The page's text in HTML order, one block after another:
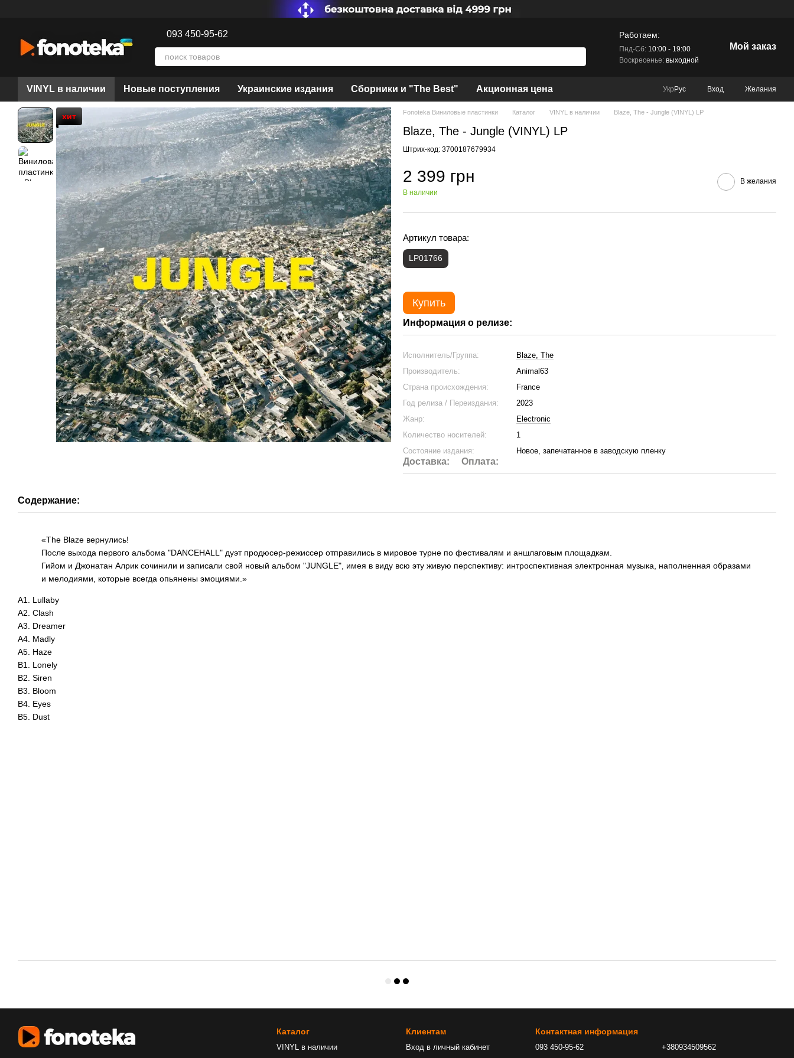
093 450-95-62 Работаем:
Пнд-Сб:10:00 - 19:00
Воскресенье:выходной
Мой заказ
VINYL в наличии Новые поступления Украинские издания Сборники и "The Best" Акционная цена Укр Рус Вход Желания
хит Fonoteka Виниловые пластинки Каталог VINYL в наличии Blaze, The - Jungle (VINYL) LP
Blaze, The - Jungle (VINYL) LP
Штрих-код: 3700187679934
2 399 грн
В наличии
В желания
Артикул товара:
LP01766
Купить
Информация о релизе:
Исполнитель/Группа:
Blaze, The
Производитель:
Animal63
Страна происхождения:
France
Год релиза / Переиздания:
2023
Жанр:
Electronic
Количество носителей:
1
Состояние издания:
Новое, запечатанное в заводскую пленку
Доставка: Оплата:
Содержание:
«The Blaze вернулись!
После выхода первого альбома "DANCEHALL" дуэт продюсер-режиссер отправились в мировое турне по фестивалям и аншлаговым площадкам.
Гийом и Джонатан Алрик сочинили и записали свой новый альбом "JUNGLE", имея в виду всю эту живую перспективу: интроспективная электронная музыка, наполненная образами
и мелодиями, которые всегда опьянены эмоциями.»
A1. Lullaby
A2. Clash
A3. Dreamer
A4. Madly
A5. Haze
B1. Lonely
B2. Siren
B3. Bloom
B4. Eyes
B5. Dust
Каталог
VINYL в наличии
Клиентам
Вход в личный кабинет
Контактная информация
093 450-95-62 +380934509562